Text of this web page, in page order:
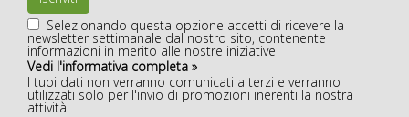
Selezionando questa opzione accetti di ricevere la
newsletter settimanale dal nostro sito, contenente
informazioni in merito alle nostre iniziative
Vedi l'informativa completa »
I tuoi dati non verranno comunicati a terzi e verranno
utilizzati solo per l'invio di promozioni inerenti la nostra
attività